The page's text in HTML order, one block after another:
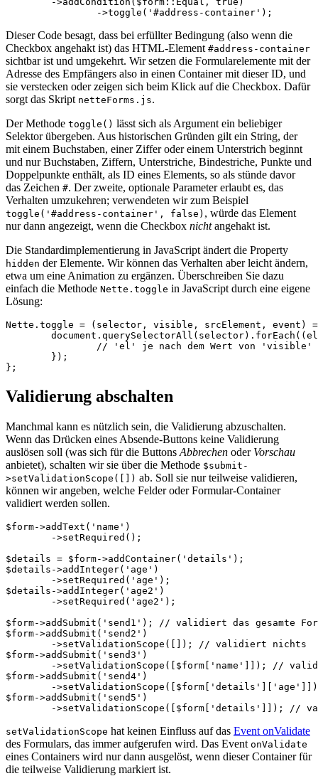
Dieser Code besagt, dass bei erfüllter Bedingung (also wenn die
Checkbox angehakt ist) das HTML-Element #address-container
sichtbar ist und umgekehrt. Wir setzen die Formularelemente mit der
Adresse des Empfängers also in einen Container mit dieser ID, und
sie verstecken oder zeigen sich beim Klick auf die Checkbox. Dafür
sorgt das Skript netteForms.js.
Der Methode toggle() lässt sich als Argument ein beliebiger
Selektor übergeben. Aus historischen Gründen gilt ein String, der
mit einem Buchstaben, einer Ziffer oder einem Unterstrich beginnt
und nur Buchstaben, Ziffern, Unterstriche, Bindestriche, Punkte und
Doppelpunkte enthält, als ID eines Elements, so als stünde davor
das Zeichen #. Der zweite, optionale Parameter erlaubt es, das
Verhalten umzukehren; verwendeten wir zum Beispiel
toggle('#address-container', false) , würde das Element
nur dann angezeigt, wenn die Checkbox nichtangehakt ist.
Die Standardimplementierung in JavaScript ändert die Property
hidden der Elemente. Wir können das Verhalten aber leicht ändern,
etwa um eine Animation zu ergänzen. Überschreiben Sie dazu
einfach die Methode Nette.toggle in JavaScript durch eine eigene
Lösung:
Nette.toggle = (selector, visible, srcElement, event)
Validierung abschalten
Manchmal kann es nützlich sein, die Validierung abzuschalten.
Wenn das Drücken eines Absende-Buttons keine Validierung
auslösen soll (was sich für die Buttons Abbrechen oder Vorschau
anbietet), schalten wir sie über die Methode $submit-
>setValidationScope([]) ab. Soll sie nur teilweise validieren,
können wir angeben, welche Felder oder Formular-Container
validiert werden sollen.
$form->addText('name')
$details = $form->addContainer('details');
$details->addInteger('age')
$details->addInteger('age2')
$form->addSubmit('send1'); // validiert das gesamte
$form->addSubmit('send2')
$form->addSubmit('send3')
$form->addSubmit('send4')
$form->addSubmit('send5')
setValidationScope hat keinen Einfluss auf das Event onValidate
des Formulars, das immer aufgerufen wird. Das Event onValidate
eines Containers wird nur dann ausgelöst, wenn dieser Container für
die teilweise Validierung markiert ist.